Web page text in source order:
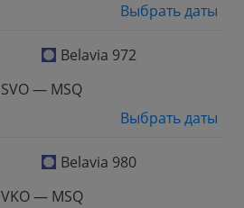
Выбрать даты
Belavia 972
SVO — MSQ
Выбрать даты
Belavia 980
VKO — MSQ